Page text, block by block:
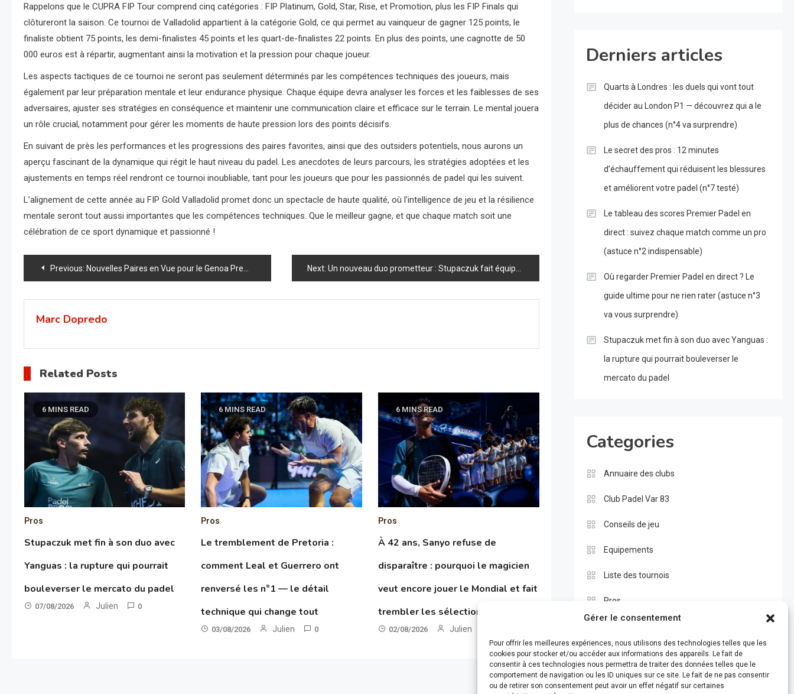
Gérer le consentement
Pour offrir les meilleures expériences, nous utilisons des technologies telles que les
cookies pour stocker et/ou accéder aux informations des appareils. Le fait de
consentir à ces technologies nous permettra de traiter des données telles que le
comportement de navigation ou les ID uniques sur ce site. Le fait de ne pas consentir
ou de retirer son consentement peut avoir un effet négatif sur certaines
Rappelons que le CUPRA FIP Tour comprend cinq catégories : FIP Platinum, Gold, Star, Rise, et Promotion, plus les FIP Finals qui
clôtureront la saison. Ce tournoi de Valladolid appartient à la catégorie Gold, ce qui permet au vainqueur de gagner 125 points, le
finaliste obtient 75 points, les demi-finalistes 45 points et les quart-de-finalistes 22 points. En plus des points, une cagnotte de 50
000 euros est à répartir, augmentant ainsi la motivation et la pression pour chaque joueur.
Les aspects tactiques de ce tournoi ne seront pas seulement déterminés par les compétences techniques des joueurs, mais
également par leur préparation mentale et leur endurance physique. Chaque équipe devra analyser les forces et les faiblesses de ses
adversaires, ajuster ses stratégies en conséquence et maintenir une communication claire et efficace sur le terrain. Le mental jouera
un rôle crucial, notamment pour gérer les moments de haute pression lors des points décisifs.
En suivant de près les performances et les progressions des paires favorites, ainsi que des outsiders potentiels, nous aurons un
aperçu fascinant de la dynamique qui régit le haut niveau du padel. Les anecdotes de leurs parcours, les stratégies adoptées et les
ajustements en temps réel rendront ce tournoi inoubliable, tant pour les joueurs que pour les passionnés de padel qui les suivent.
L’alignement de cette année au FIP Gold Valladolid promet donc un spectacle de haute qualité, où l’intelligence de jeu et la résilience
mentale seront tout aussi importantes que les compétences techniques. Que le meilleur gagne, et que chaque match soit une
célébration de ce sport dynamique et passionné !
Navigation
de
l’article
Previous: Nouvelles Paires en Vue pour le Genoa Premier Padel P2 : Une Révolution sur le Court Next: Un nouveau duo prometteur : Stupaczuk fait équipe avec Yanguas !
Marc Dopredo
Related Posts
6 MINS READ
Pros
Stupaczuk met fin à son duo avec
Yanguas : la rupture qui pourrait
bouleverser le mercato du padel
07/08/2026 Julien 0
6 MINS READ
Pros
Le tremblement de Pretoria :
comment Leal et Guerrero ont
renversé les n°1 — le détail
technique qui change tout
03/08/2026 Julien 0
6 MINS READ
Pros
À 42 ans, Sanyo refuse de
disparaître : pourquoi le magicien
veut encore jouer le Mondial et fait
trembler les sélectionneurs
02/08/2026 Julien
Derniers articles
Quarts à Londres : les duels qui vont tout
décider au London P1 — découvrez qui a le
plus de chances (n°4 va surprendre)
Le secret des pros : 12 minutes
d’échauffement qui réduisent les blessures
et améliorent votre padel (n°7 testé)
Le tableau des scores Premier Padel en
direct : suivez chaque match comme un pro
(astuce n°2 indispensable)
Où regarder Premier Padel en direct ? Le
guide ultime pour ne rien rater (astuce n°3
va vous surprendre)
Stupaczuk met fin à son duo avec Yanguas :
la rupture qui pourrait bouleverser le
mercato du padel
Categories
Annuaire des clubs
Club Padel Var 83
Conseils de jeu
Equipements
Liste des tournois
Pros
Test